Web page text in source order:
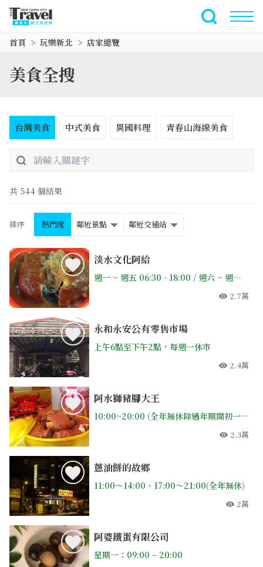
全文檢索
首頁 玩樂新北 店家總覽
美食全搜
台灣美食 中式美食 異國料理 青春山海線美食
共 544 個結果
排序 熱門度 鄰近景點 鄰近交通站
淡水文化阿給
週一 ~ 週五 06:30 - 18:00 / 週六 ~ 週日 06:30 - 19:30 / 不定期休平日一天
人氣
2.7萬
永和永安公有零售市場
上午6點至下午2點，每週一休市
人氣
2.4萬
阿水獅豬腳大王
10:00~20:00 (全年無休除過年期間初一至初六)
人氣
2.3萬
蔥油餅的故鄉
11:00〜14:00、17:00〜21:00(全年無休)
人氣
2萬
阿婆鐵蛋有限公司
星期一：09:00 – 20:00